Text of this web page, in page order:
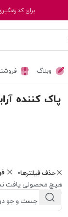
برای کد
وبلاگ
پاک کننده
حذف فیلترها
هیچ محصولی یافت